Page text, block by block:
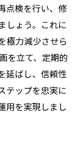
点検を行い、修
しょう。これに
極力減少させら
を立て、定期的
延ばし、信頼性
テップを忠実に
用を実現しまし